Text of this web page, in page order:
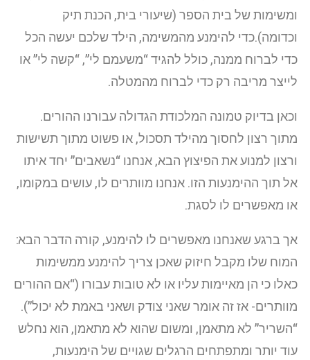
ומשימות של בית הספר (שיעורי בית, הכנת תיק
וכדומה).כדי להימנע מהמשימה, הילד שלכם יעשה הכל
כדי לברוח ממנה, כולל להגיד “משעמם לי”, “קשה לי” או
לייצר מריבה רק כדי לברוח מהמטלה.
וכאן בדיוק טמונה המלכודת הגדולה עבורנו ההורים.
מתוך רצון לחסוך מהילד תסכול, או פשוט מתוך תשישות
ורצון למנוע את הפיצוץ הבא, אנחנו “נשאבים” יחד איתו
אל תוך ההימנעות הזו. אנחנו מוותרים לו, עושים במקומו,
או מאפשרים לו לסגת.
אך ברגע שאנחנו מאפשרים לו להימנע, קורה הדבר הבא:
המוח שלו מקבל חיזוק שאכן צריך להימנע ממשימות
כאלו כי הן מאיימות עליו או לא טובות עבורו (“אם ההורים
מוותרים- אז זה אומר שאני צודק ושאני באמת לא יכול”).
“השריר” לא מתאמן, ומשום שהוא לא מתאמן, הוא נחלש
עוד יותר ומתפתחים הרגלים שגויים של הימנעות,